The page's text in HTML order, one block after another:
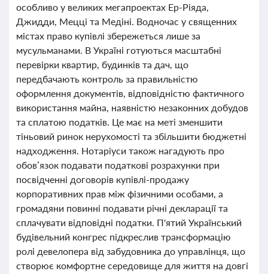
особливо у великих мегапроектах Ер-Ріяда,
Джидди, Мецці та Медіні. Водночас у священних
містах право купівлі збережеться лише за
мусульманами. В Україні готуються масштабні
перевірки квартир, будинків та дач, що
передбачають контроль за правильністю
оформлення документів, відповідністю фактичного
використання майна, наявністю незаконних добудов
та сплатою податків. Це має на меті зменшити
тіньовий ринок нерухомості та збільшити бюджетні
надходження. Нотаріуси також нагадують про
обов’язок подавати податкові розрахунки при
посвідченні договорів купівлі-продажу
корпоративних прав між фізичними особами, а
громадяни повинні подавати річні декларації та
сплачувати відповідні податки. П'ятий Український
будівельний конгрес підкреслив трансформацію
ролі девелопера від забудовника до управлінця, що
створює комфортне середовище для життя на довгі